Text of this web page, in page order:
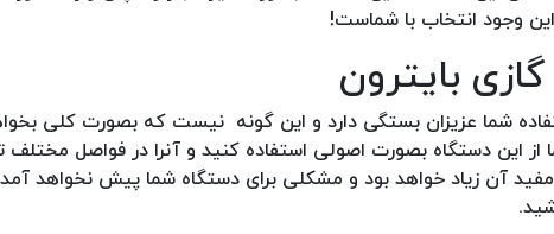
وجود انتخاب با شماست!
بایترون
شما عزیزان بستگی دارد و این گونه نیست که بصورت کلی
از این دستگاه بصورت اصولی استفاده کنید و آنرا در فواصل
زیاد خواهد بود و مشکلی برای دستگاه شما پیش نخواهد